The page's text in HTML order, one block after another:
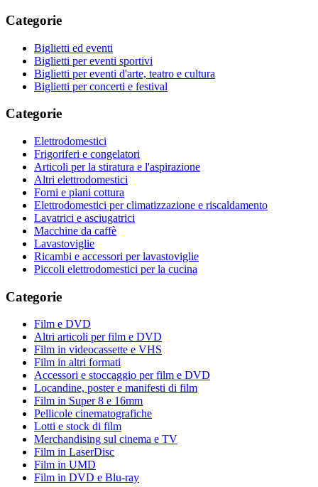
Categorie
Biglietti ed eventi
Biglietti per eventi sportivi
Biglietti per eventi d'arte, teatro e cultura
Biglietti per concerti e festival
Categorie
Elettrodomestici
Frigoriferi e congelatori
Articoli per la stiratura e l'aspirazione
Altri elettrodomestici
Forni e piani cottura
Elettrodomestici per climatizzazione e riscaldamento
Lavatrici e asciugatrici
Macchine da caffè
Lavastoviglie
Ricambi e accessori per lavastoviglie
Piccoli elettrodomestici per la cucina
Categorie
Film e DVD
Altri articoli per film e DVD
Film in videocassette e VHS
Film in altri formati
Accessori e stoccaggio per film e DVD
Locandine, poster e manifesti di film
Film in Super 8 e 16mm
Pellicole cinematografiche
Lotti e stock di film
Merchandising sul cinema e TV
Film in LaserDisc
Film in UMD
Film in DVD e Blu-ray